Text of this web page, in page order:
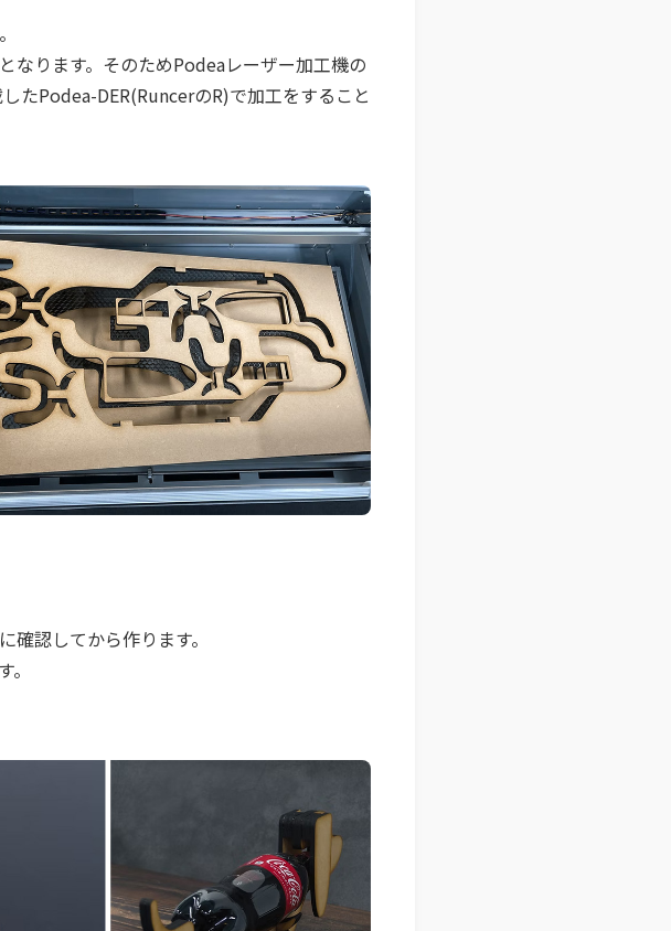
なります。そのためPodeaレーザー加工機の
たPodea-DER(RuncerのR)で加工をすること
認してから作ります。